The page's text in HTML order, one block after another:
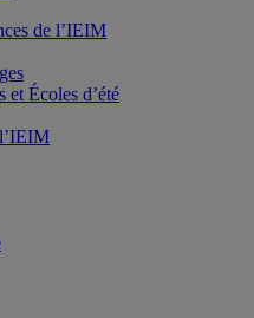
de l’IEIM
et Écoles d’été